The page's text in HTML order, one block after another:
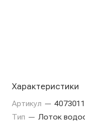
Характеристики
Артикул —
Тип — Лоток